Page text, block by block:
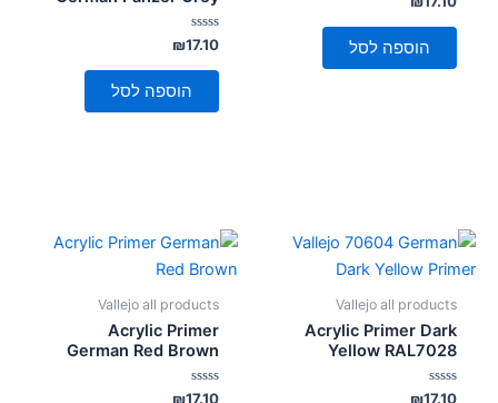
0
מתוך
הוספה לסל
דורג
0
מתוך
₪17.10
הוספה לסל
Vallejo all products
Acrylic Primer Dark
Yellow RAL7028
דורג
₪17.10
Vallejo all products
Acrylic Primer
German Red Brown
דורג
₪17.10